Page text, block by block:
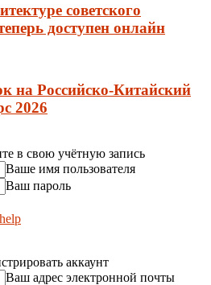
советского
доступен онлайн
на Российско-Китайский
2026
в свою учётную запись
Ваше имя пользователя
Ваш пароль
аккаунт
Ваш адрес электронной почты